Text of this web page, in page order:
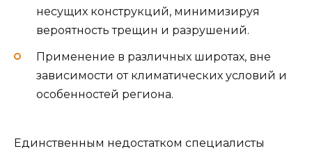
несущих конструкций, минимизируя
вероятность трещин и разрушений.
Применение в различных широтах, вне
зависимости от климатических условий и
особенностей региона.
Единственным недостатком специалисты